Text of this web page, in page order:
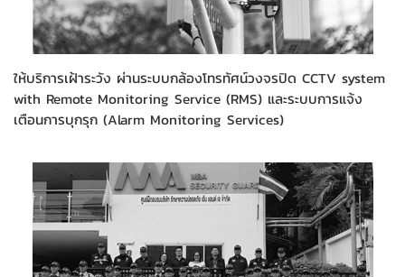
ให้บริการเฝ้าระวัง ผ่านระบบกล้องโทรทัศน์วงจรปิด CCTV system
with Remote Monitoring Service (RMS) และระบบการแจ้ง
เตือนการบุกรุก (Alarm Monitoring Services)